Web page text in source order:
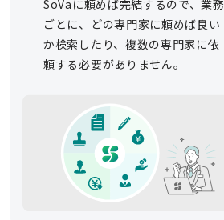
SoVaに頼めば完結するので、業務
ごとに、どの専門家に頼めば良い
か検索したり、複数の専門家に依
頼する必要がありません。